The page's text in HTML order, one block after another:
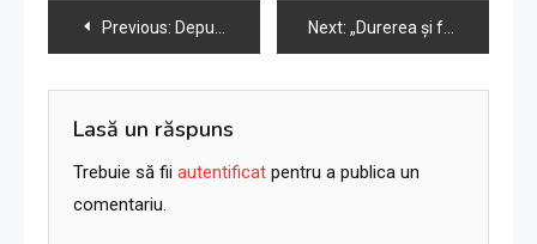
Navigare
în
articole
Previous: Deputații israelieni cer Occidentului să „primească” refugiații din Gaza Next: „Durerea și frica familiilor ostaticilor din Israel”
Lasă un răspuns
Trebuie să fii autentificat pentru a publica un
comentariu.